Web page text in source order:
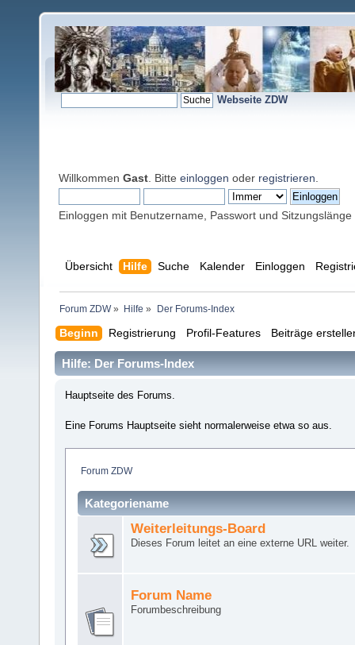
Webseite ZDW
Willkommen Gast . Bitte einloggen oder registrieren
Einloggen mit Benutzername, Passwort und Sitzungslänge
Übersicht Hilfe Suche Kalender Einloggen
Forum ZDW» Hilfe » Der Forums-Index
Beginn Registrierung Profil-Features Beiträge
Hilfe: Der Forums-Index
Hauptseite des Forums.
Eine Forums Hauptseite sieht normalerweise etwa so aus.
Forum ZDW
Kategoriename
Weiterleitungs-Board
Dieses Forum leitet an eine externe URL weiter.
Forum Name
Forumbeschreibung